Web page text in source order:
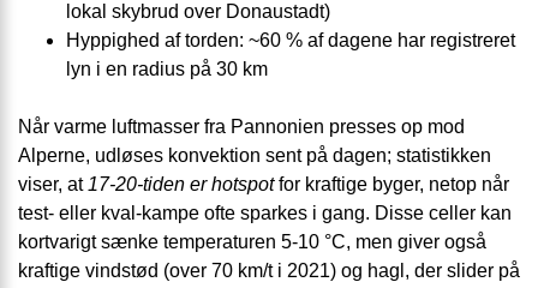
lokal skybrud over Donaustadt)
Hyppighed af torden: ~60 % af dagene har registreret
lyn i en radius på 30 km
Når varme luftmasser fra Pannonien presses op mod
Alperne, udløses konvektion sent på dagen; statistikken
viser, at 17-20-tiden er hotspotfor kraftige byger, netop når
test- eller kval-kampe ofte sparkes i gang. Disse celler kan
kortvarigt sænke temperaturen 5-10 °C, men giver også
kraftige vindstød (over 70 km/t i 2021) og hagl, der slider på